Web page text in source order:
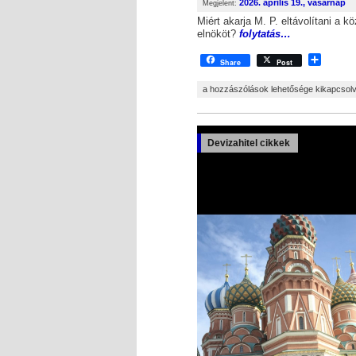
Megjelent: 2026. április 19., vasárnap
Miért akarja M. P. eltávolítani a
elnököt? folytatás…
Share Post
VASÁRNAPI FRISS HÍREK
a hozzászólások lehetősége
Devizahitel cikkek